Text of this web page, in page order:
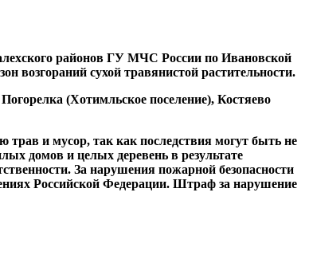
районов ГУ МЧС России по Ивановской
возгораний сухой травянистой растительности.
(Хотимльское поселение), Костяево
и мусор, так как последствия могут быть не
домов и целых деревень в результате
За нарушения пожарной безопасности
Российской Федерации. Штраф за нарушение